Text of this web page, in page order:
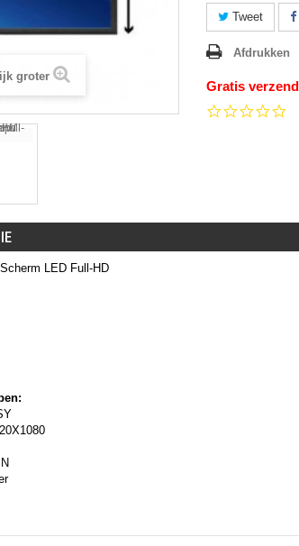
groter
Tweet
Afdrukken
Gratis
LED Full-HD